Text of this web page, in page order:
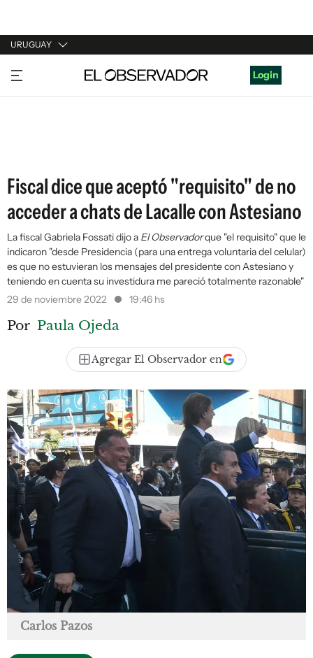
URUGUAY
URUGUAY
ARGENTINA
Login
Fiscal dice que aceptó "requisito" de no
acceder a chats de Lacalle con Astesiano
La fiscal Gabriela Fossati dijo a El Observadorque "el requisito" que le
indicaron "desde Presidencia (para una entrega voluntaria del celular)
es que no estuvieran los mensajes del presidente con Astesiano y
teniendo en cuenta su investidura me pareció totalmente razonable"
29 de noviembre 2022
19:46 hs
Por Paula Ojeda
Agregar El Observador en
Carlos Pazos